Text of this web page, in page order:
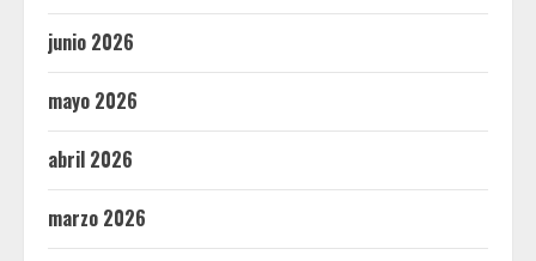
junio 2026
mayo 2026
abril 2026
marzo 2026